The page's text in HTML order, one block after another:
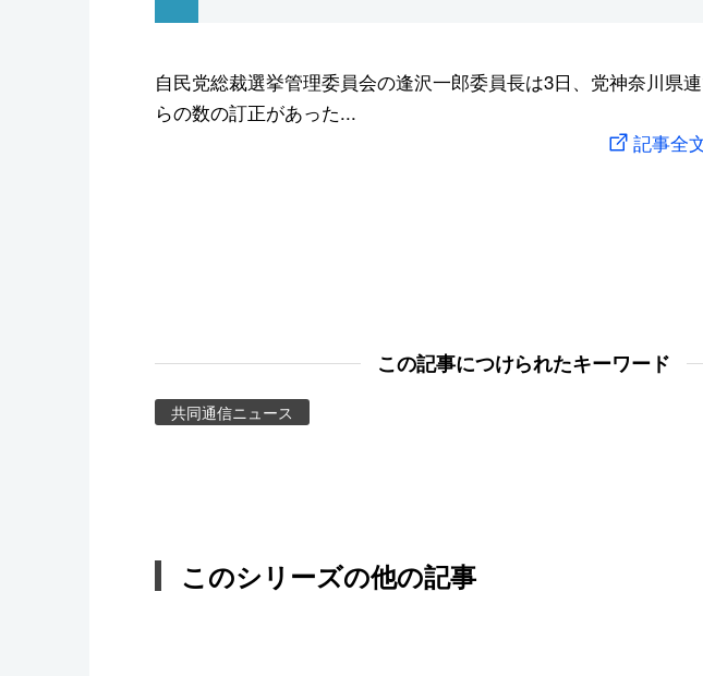
自民党総裁選挙管理委員会の逢沢一郎委員長は3日、党神奈川県
らの数の訂正があった...
記事全
この記事につけられたキーワード
共同通信ニュース
このシリーズの他の記事